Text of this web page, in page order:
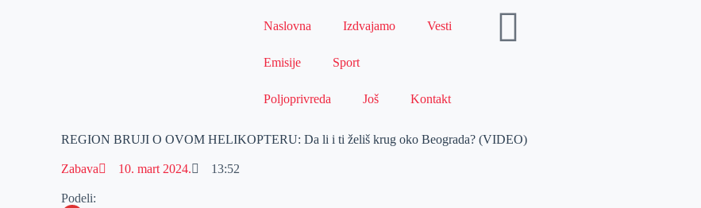
Naslovna Izdvajamo Vesti
Emisije Sport
Poljoprivreda Još Kontakt
REGION BRUJI O OVOM HELIKOPTERU: Da li i ti želiš krug oko Beograda? (VIDEO)
Zabava 10. mart 2024. 13:52
Podeli: